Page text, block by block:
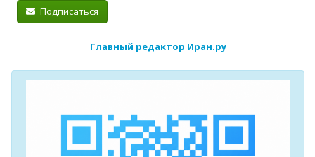
Подписаться
Главный редактор Иран.ру